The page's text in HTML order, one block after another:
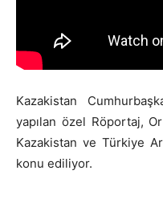
Kazakistan
yapılan özel Röportaj,
Kazakistan ve Türkiye
konu ediliyor.